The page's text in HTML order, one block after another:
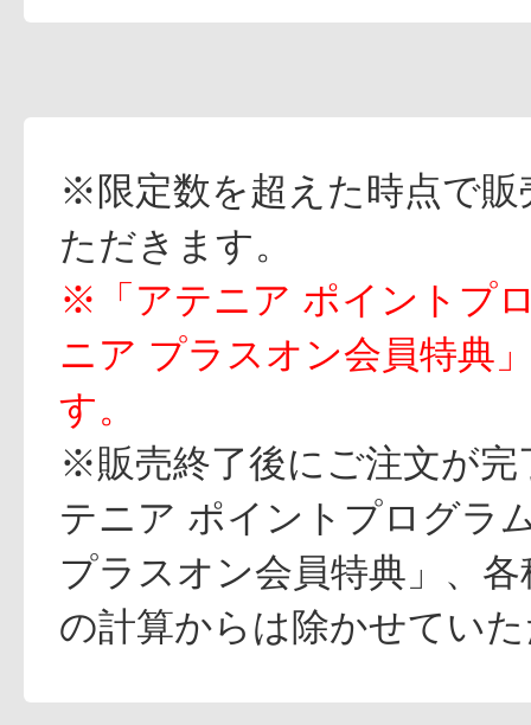
※限定数を超えた時点で販
ただきます。
※「アテニア ポイントプ
ニア プラスオン会員特典
す。
※販売終了後にご注文が完
テニア ポイントプログラ
プラスオン会員特典」、
の計算からは除かせてい